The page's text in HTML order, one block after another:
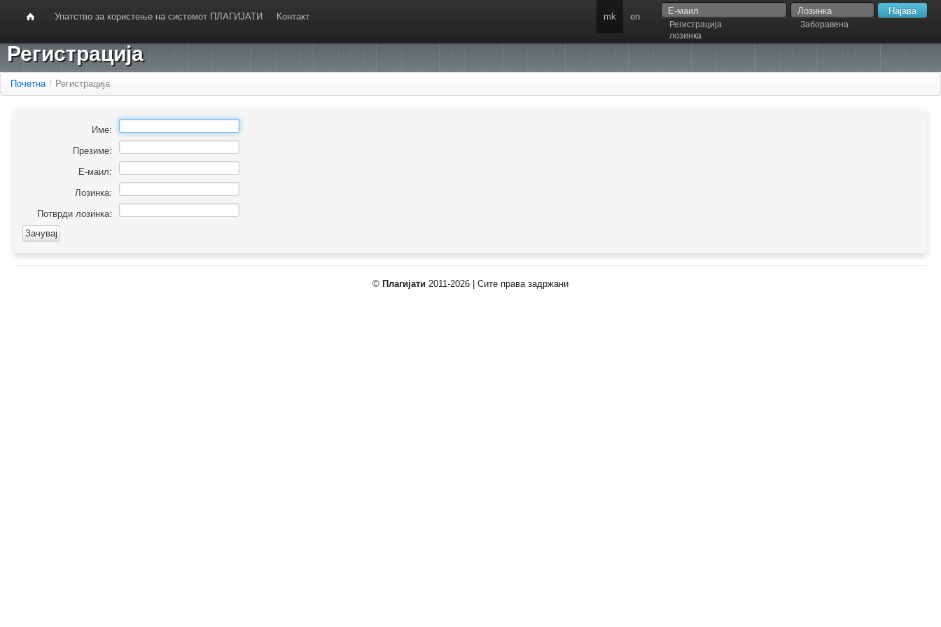
Упатство за користење на системот ПЛАГИЈАТИ Контакт
Регистрација
Заборавена
лозинка
mk en
Регистрација
Почетна / Регистрација
Име:
Презиме:
Е-маил:
Лозинка:
Потврди лозинка:
© Плагијати 2011-2026 | Сите права задржани